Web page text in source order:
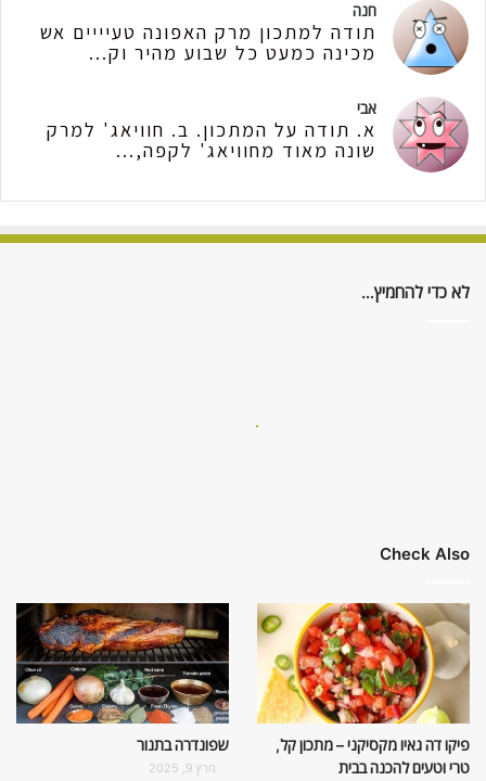
חנה
תודה למתכון מרק האפונה טעיייים אש
מכינה כמעט כל שבוע מהיר וק...
אבי
א. תודה על המתכון. ב. חוויאג' למרק
שונה מאוד מחוויאג' לקפה,...
לא כדי להחמיץ…
Check Also
פיקו דה גאיו מקסיקני – מתכון קל,
טרי וטעים להכנה בבית
שפונדרה בתנור
מרץ 9, 2025